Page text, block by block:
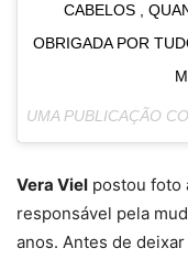
CABELOS ,
OBRIGADA POR
UMA PUBLICAÇÃO
Vera Viel postou foto
responsável pela
anos. Antes de